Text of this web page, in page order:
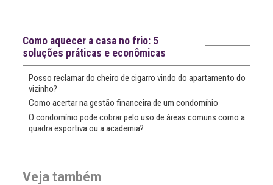
Notícias recentes
Como aquecer a casa no frio: 5
soluções práticas e econômicas
Posso reclamar do cheiro de cigarro vindo do apartamento do
vizinho?
Como acertar na gestão financeira de um condomínio
O condomínio pode cobrar pelo uso de áreas comuns como a
quadra esportiva ou a academia?
Veja também